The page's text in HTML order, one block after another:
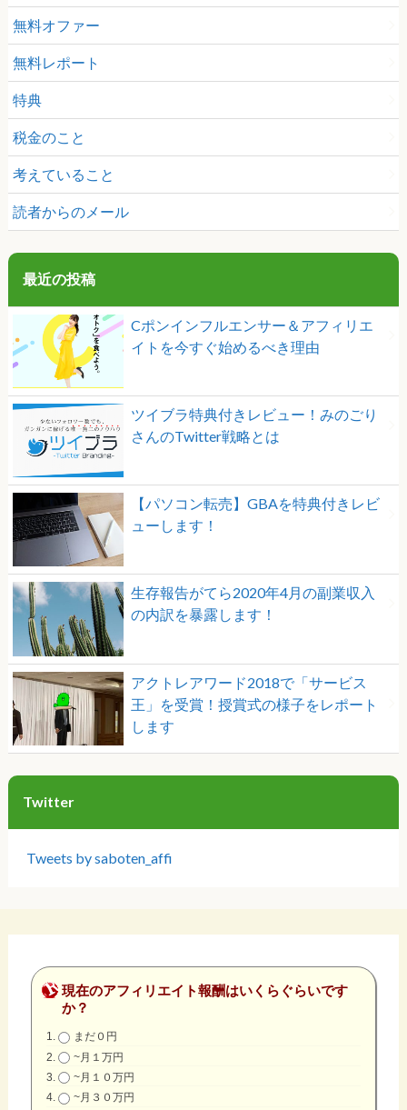
無料オファー
無料レポート
特典
税金のこと
考えていること
読者からのメール
最近の投稿
Cポンインフルエンサー＆アフィリエ
イトを今すぐ始めるべき理由
ツイブラ特典付きレビュー！みのごり
さんのTwitter戦略とは
【パソコン転売】GBAを特典付きレビ
ューします！
生存報告がてら2020年4月の副業収入
の内訳を暴露します！
アクトレアワード2018で「サービス
王」を受賞！授賞式の様子をレポート
します
Twitter
Tweets by saboten_affi
現在のアフィリエイト報酬はいくらぐらいです
か？
まだ０円
~月１万円
~月１０万円
~月３０万円